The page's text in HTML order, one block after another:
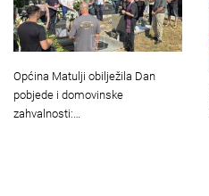
Općina Matulji obilježila Dan
pobjede i domovinske
zahvalnosti:…